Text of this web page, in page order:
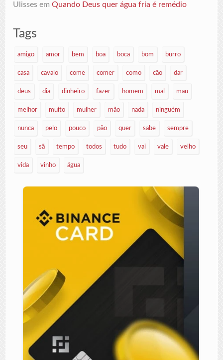
Ulisses emQuando Deus quer água fria é remédio
Tags
amigo amor bem boa boca bom burro
casa cavalo come comer como cão dar
deus dia dinheiro fazer homem mal mau
melhor muito mulher mão nada ninguém
nunca pelo pouco pão quer sabe sempre
seu sã tempo todos tudo vai vale velho
vida vinho água